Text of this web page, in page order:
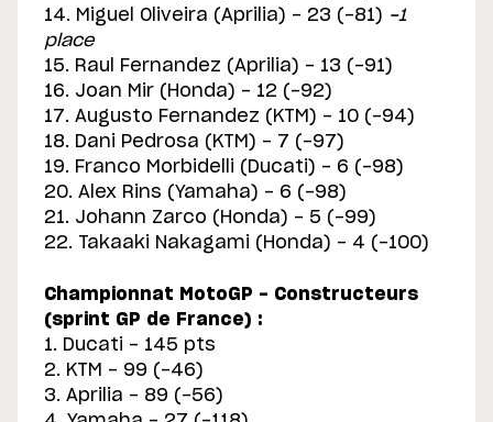
14. Miguel Oliveira (Aprilia) - 23 (-81) -1
place
15. Raul Fernandez (Aprilia) - 13 (-91)
16. Joan Mir (Honda) - 12 (-92)
17. Augusto Fernandez (KTM) - 10 (-94)
18. Dani Pedrosa (KTM) - 7 (-97)
19. Franco Morbidelli (Ducati) - 6 (-98)
20. Alex Rins (Yamaha) - 6 (-98)
21. Johann Zarco (Honda) - 5 (-99)
22. Takaaki Nakagami (Honda) - 4 (-100)
Championnat MotoGP - Constructeurs
(sprint GP de France) :
1. Ducati - 145 pts
2. KTM - 99 (-46)
3. Aprilia - 89 (-56)